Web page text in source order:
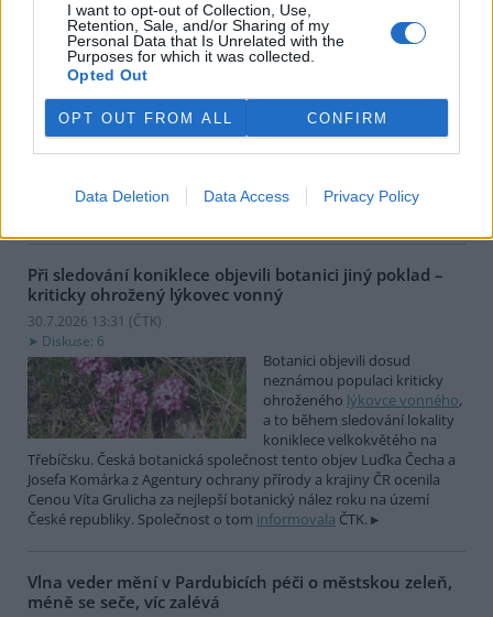
I want to opt-out of Collection, Use,
Retention, Sale, and/or Sharing of my
Personal Data that Is Unrelated with the
Purposes for which it was collected.
Opted Out
OPT OUT FROM ALL CONFIRM
Data Deletion Data Access Privacy Policy
30.7.2026 18:05 | LUŽE (ČTK)
Diskuse: 6
Ve středu večer zemřel v
Někdejšímu dlouholetému
řediteli pražské Botanické
zahrady Na Slupi a popularizátorovi říše rostlin bylo 88 let. Poslední
Větvičkův syn Ivan. Na úmrtíupozornilChrudimský deník s
Při sledování koniklece objevili botanici jiný poklad –
kriticky ohrožený lýkovec vonný
30.7.2026 13:31 (ČTK)
Diskuse: 6
Botanici objevili dosud
neznámou populaci kriticky
ohroženého lýkovce vonného,
a to během sledování lokality
koniklece velkokvětého na
Třebíčsku. Česká botanická společnost tento objev Luďka Čecha a
Josefa Komárka z Agentury ochrany přírody a krajiny ČR ocenila
Cenou Víta Grulicha za nejlepší botanický nález roku na území
České republiky. Společnost o tom informovala ČTK.
Vlna veder mění v Pardubicích péči o městskou zeleň,
méně se seče, víc zalévá